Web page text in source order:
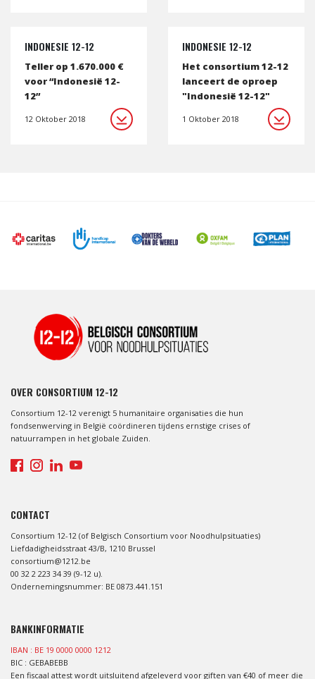
INDONESIE 12-12
Teller op 1.670.000 €
voor “Indonesië 12-
12”
12 Oktober 2018
INDONESIE 12-12
Het consortium 12-12
lanceert de oproep
"Indonesië 12-12"
1 Oktober 2018
OVER CONSORTIUM 12-12
Consortium 12-12 verenigt 5 humanitaire organisaties die hun
fondsenwerving in België coördineren tijdens ernstige crises of
natuurrampen in het globale Zuiden.
CONTACT
Consortium 12-12 (of Belgisch Consortium voor Noodhulpsituaties)
Liefdadigheidsstraat 43/B, 1210 Brussel
consortium@1212.be
00 32 2 223 34 39 (9-12 u).
Ondernemingsnummer: BE 0873.441.151
BANKINFORMATIE
IBAN : BE 19 0000 0000 1212
BIC : GEBABEBB
Een fiscaal attest wordt uitsluitend afgeleverd voor giften van €40 of meer die